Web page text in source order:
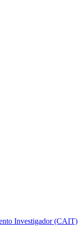
Investigador (CAIT)